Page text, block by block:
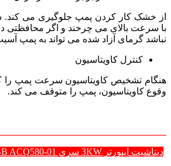
از خشک کار کردن پمپ جلوگیری می کند.
با سرعت بالای می چرخند و اگر محافظتی
نباشد گرمای آزاد شده می تواند به پمپ
کنترل کاویتاسیون
هنگام تشخیص کاویتاسیون سرعت پمپ را
وقوع کاویتاسیون، پمپ را متوقف می کند.
دیتاشیت اینورتر 3KW سری ABB ACQ580-01 ولتاژ 1P~3P 220V